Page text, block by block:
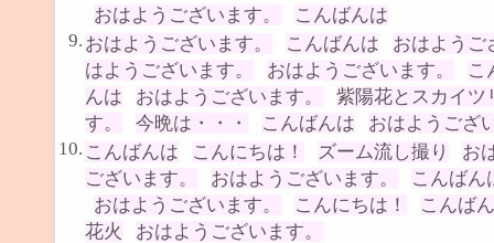
おはようございます。
こんばんは
9. おはようございます。 こんばんは
おはようご
はようございます。
おはようございます。
こ
んは
おはようございます。
紫陽花とスカイツ
す。
今晩は・・・ こんばんは
おはようござ
10. こんばんは こんにちは！ ズーム流し撮り
お
ございます。
おはようございます。
こんばん
おはようございます。
こんにちは！
こんば
花火
おはようございます。